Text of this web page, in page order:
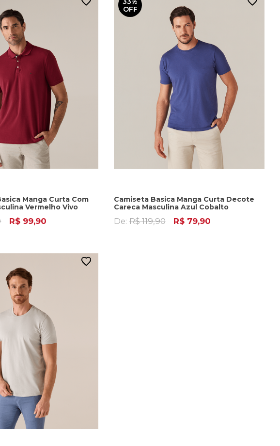
Manga Curta Com
Vermelho Vivo
R$ 99,90
OFF
Camiseta Basica Manga Curta Decote
Careca Masculina Azul Cobalto
De: R$ 119,90 R$ 79,90